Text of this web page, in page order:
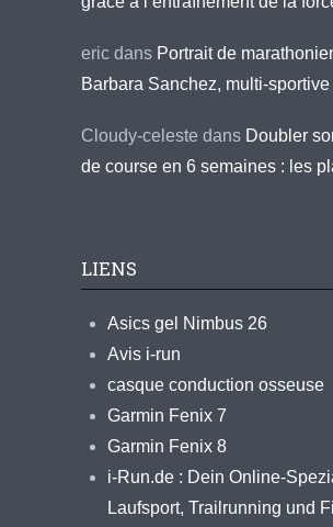
eric dans Portrait de
Barbara Sanchez, multi-sportive
Cloudy-celeste dans Doubler
de course en 6 semaines : les
LIENS
Asics gel Nimbus 26
Avis i-run
casque conduction osseuse
Garmin Fenix 7
Garmin Fenix 8
i-Run.de : Dein Online-
Laufsport, Trailrunning und